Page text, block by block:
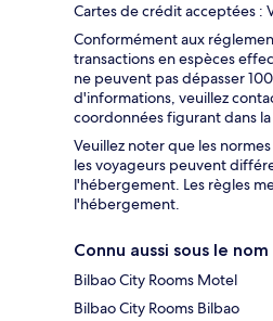
Cartes de crédit acceptées :
Conformément aux
transactions en espèces
ne peuvent pas dépasser
d'informations, veuillez
coordonnées figurant dans
Veuillez noter que les
les voyageurs peuvent
l'hébergement. Les règles
l'hébergement.
Connu aussi sous le
Bilbao City Rooms Motel
Bilbao City Rooms Bilbao